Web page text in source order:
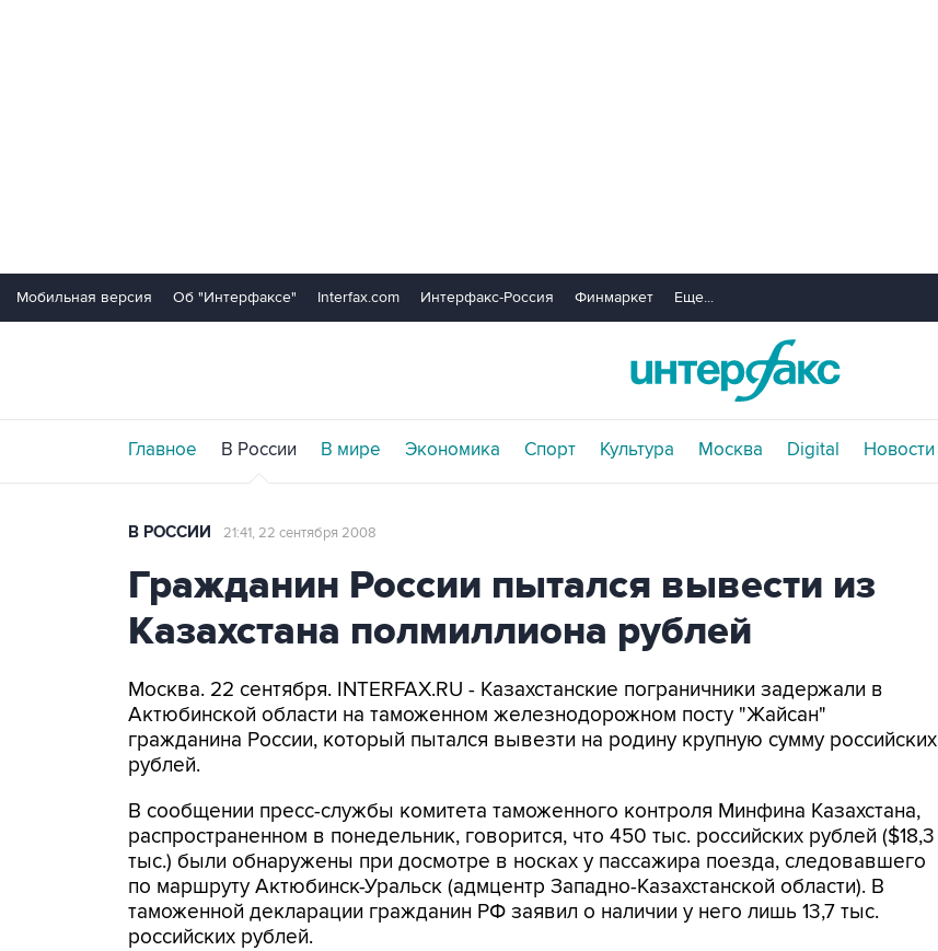
Мобильная версия Об "Интерфаксе" Interfax.com Интерфакс-Россия Финмаркет Еще...
Главное В России В мире Экономика Спорт Культура Москва Digital Новости
В РОССИИ 21:41, 22 сентября 2008
Гражданин России пытался вывести из
Казахстана полмиллиона рублей
Москва. 22 сентября. INTERFAX.RU - Казахстанские пограничники задержали в
Актюбинской области на таможенном железнодорожном посту "Жайсан"
гражданина России, который пытался вывезти на родину крупную сумму российских
рублей.
В сообщении пресс-службы комитета таможенного контроля Минфина Казахстана,
распространенном в понедельник, говорится, что 450 тыс. российских рублей ($18,3
тыс.) были обнаружены при досмотре в носках у пассажира поезда, следовавшего
по маршруту Актюбинск-Уральск (адмцентр Западно-Казахстанской области). В
таможенной декларации гражданин РФ заявил о наличии у него лишь 13,7 тыс.
российских рублей.